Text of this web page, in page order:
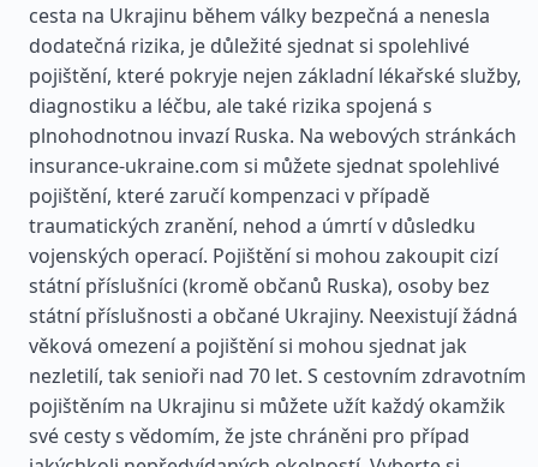
cesta na Ukrajinu během války bezpečná a nenesla
dodatečná rizika, je důležité sjednat si spolehlivé
pojištění, které pokryje nejen základní lékařské služby,
diagnostiku a léčbu, ale také rizika spojená s
plnohodnotnou invazí Ruska. Na webových stránkách
insurance-ukraine.com si můžete sjednat spolehlivé
pojištění, které zaručí kompenzaci v případě
traumatických zranění, nehod a úmrtí v důsledku
vojenských operací. Pojištění si mohou zakoupit cizí
státní příslušníci (kromě občanů Ruska), osoby bez
státní příslušnosti a občané Ukrajiny. Neexistují žádná
věková omezení a pojištění si mohou sjednat jak
nezletilí, tak senioři nad 70 let. S cestovním zdravotním
pojištěním na Ukrajinu si můžete užít každý okamžik
své cesty s vědomím, že jste chráněni pro případ